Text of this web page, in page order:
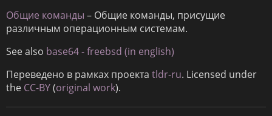
Общие команды – Общие команды, присущие
различным операционным системам.
See also base64 - freebsd (in english)
Переведено в рамках проекта tldr-ru. Licensed under
the CC-BY(original work).